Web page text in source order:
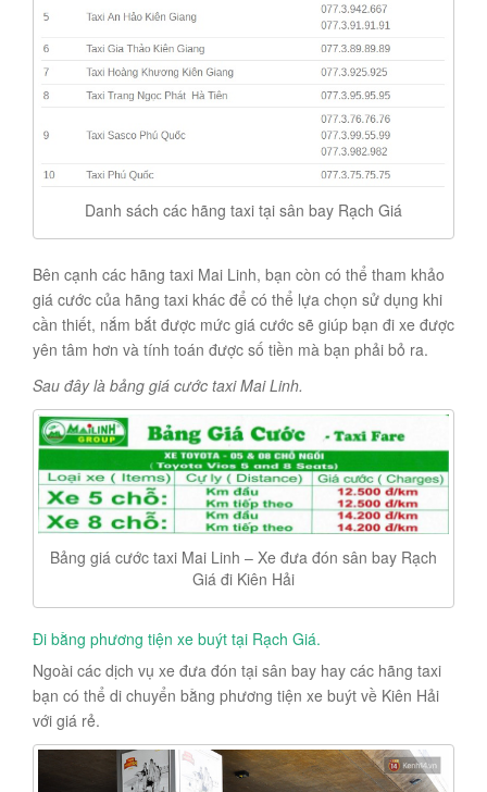
Danh sách các hãng taxi tại sân bay Rạch Giá
Bên cạnh các hãng taxi Mai Linh, bạn còn có thể tham khảo
giá cước của hãng taxi khác để có thể lựa chọn sử dụng khi
cần thiết, nắm bắt được mức giá cước sẽ giúp bạn đi xe được
yên tâm hơn và tính toán được số tiền mà bạn phải bỏ ra.
Sau đây là bảng giá cước taxi Mai Linh.
Bảng giá cước taxi Mai Linh – Xe đưa đón sân bay Rạch
Giá đi Kiên Hải
Đi bằng phương tiện xe buýt tại Rạch Giá.
Ngoài các dịch vụ xe đưa đón tại sân bay hay các hãng taxi
bạn có thể di chuyển bằng phương tiện xe buýt về Kiên Hải
với giá rẻ.